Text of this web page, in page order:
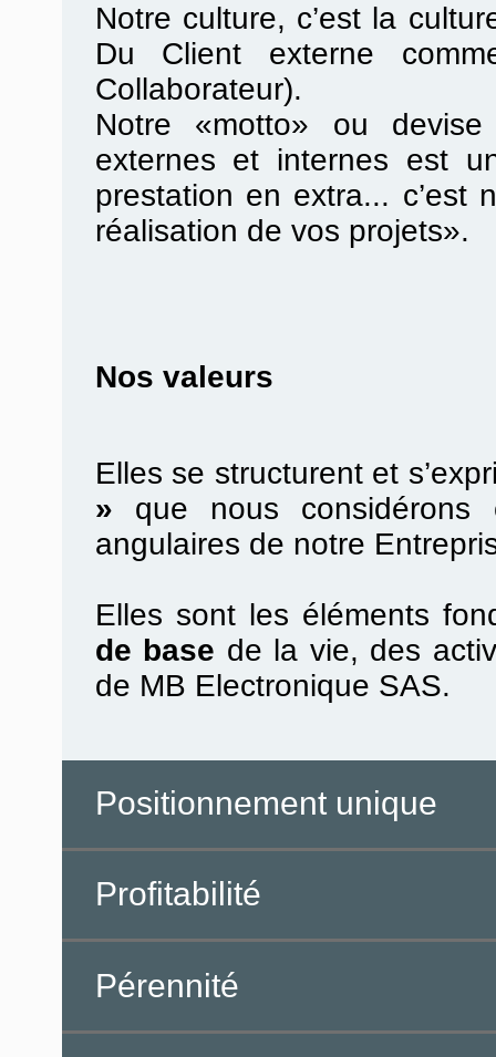
Notre culture, c’est la
Du Client externe
Collaborateur).
Notre «motto» ou
externes et internes est
prestation en extra... c’est
réalisation de vos projets».
Nos valeurs
Elles se structurent et
» que nous considérons
angulaires de notre
Elles sont les éléments
de base de la vie, des
de MB Electronique SAS.
Positionnement unique
Profitabilité
Pérennité